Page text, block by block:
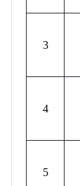
3
4
5